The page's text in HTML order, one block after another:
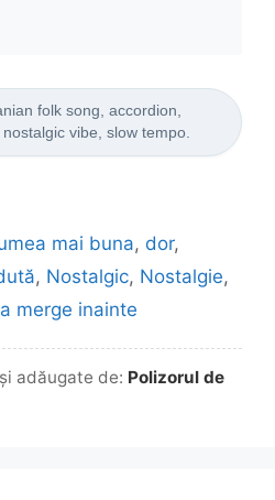
folk song, accordion,
vibe, slow tempo.
mai buna, dor,
, Nostalgic, Nostalgie,
merge inainte
adăugate de: Polizorul de